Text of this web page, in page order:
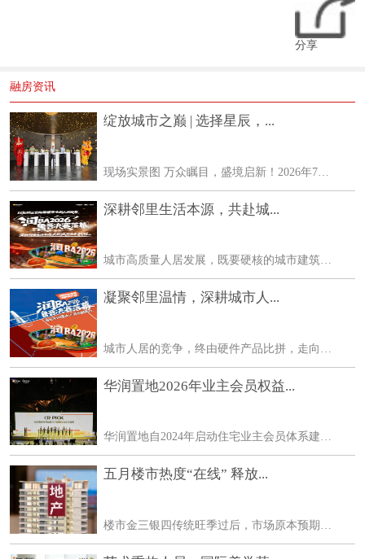
分享
融房资讯
绽放城市之巅 | 选择星辰，...
深耕邻里生活本源，共赴城...
城市高质量人居发展，既要硬核的城市建筑基底，也要软性的社区人文生态。华润置地鲁晋区域立足城市发展全局，整合高端住宅、万象商业、华润文体多维资源，在打造城市标杆作品
凝聚邻里温情，深耕城市人...
华润置地2026年业主会员权益...
华润置地自2024年启动住宅业主会员体系建设，用近两年时间完成体系设计、资源整合与平台搭建。2025年底，小润+对客运营平台正式上线，标志体系从建设期转入运营期。今年6月，华润
五月楼市热度“在线” 释放...